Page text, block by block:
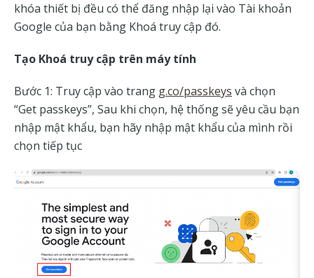
khóa thiết bị đều có thể đăng nhập lại vào Tài khoản
Google của bạn bằng Khoá truy cập đó.
Tạo Khoá truy cập trên máy tính
Bước 1: Truy cập vào trang g.co/passkeys và chọn
“Get passkeys”, Sau khi chọn, hệ thống sẽ yêu cầu bạn
nhập mật khẩu, bạn hãy nhập mật khẩu của mình rồi
chọn tiếp tục